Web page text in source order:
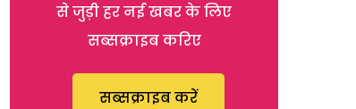
से जुड़ी हर नई खबर के लिए
सब्सक्राइब करिए
सब्सक्राइब करें